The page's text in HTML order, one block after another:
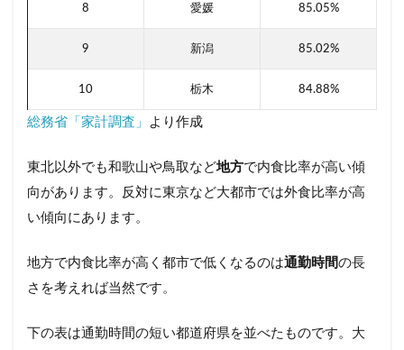
8 愛媛 85.05%
9 新潟 85.02%
10 栃木 84.88%
総務省「家計調査」 より作成
東北以外でも和歌山や鳥取など地方で内食比率が高い傾
向があります。反対に東京など大都市では外食比率が高
い傾向にあります。
地方で内食比率が高く都市で低くなるのは通勤時間の長
さを考えれば当然です。
下の表は通勤時間の短い都道府県を並べたものです。大